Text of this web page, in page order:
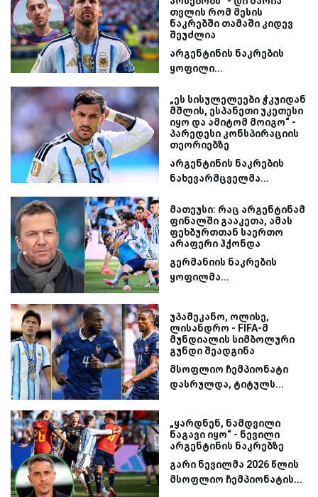
თვლის რომ მესის
ნაკრებში თამაში კიდევ
შეუძლია
არგენტინის ნაკრების
ყოფილი...
„ეს სისულელეები ჭკუიდან
მშლის, ესპანეთი უკეთესი
იყო და ამიტომ მოიგო“ -
პარედესი კონსპირაციის
თეორიებზე
არგენტინის ნაკრების
ნახევარმცველმა...
მათეუსი: რაც არგენტინამ
ფინალში გააკეთა, ამას
ფეხბურთთან საერთო
არაფერი ჰქონდა
გერმანიის ნაკრების
ყოფილმა...
უპამეკანო, ოლისე,
ლისანდრო - FIFA-მ
მუნდიალის სიმბოლური
გუნდი შეადგინა
მსოფლიო ჩემპიონატი
დასრულდა, ტიტულს...
„ყარდნენ, ნამდვილი
ნაგავი იყო“ - ნევილი
არგენტინის ნაკრებზე
გარი ნევილმა 2026 წლის
მსოფლიო ჩემპიონატის...